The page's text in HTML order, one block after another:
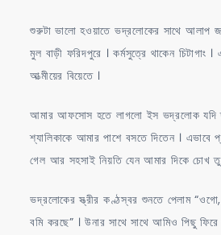
শুরুটা ভালো হওয়াতে ভদ্রলোকের সাথে আলাপ
মুল বাড়ী ফরিদপুরে । কর্মসুত্রে থাকেন চিটাগাং
আত্মীয়ের বিয়েতে ।
আমার আফসোস হতে লাগলো ইস ভদ্রলোক যদি
শ্যালিকাকে আমার পাশে বসতে দিতেন । এভাবে
গেল আর সহসাই নিয়তি যেন আমার দিকে চোখ
ভদ্রলোকের স্ত্রীর কণ্ঠস্বর শুনতে পেলাম
বমি করছে” । উনার সাথে সাথে আমিও পিছু